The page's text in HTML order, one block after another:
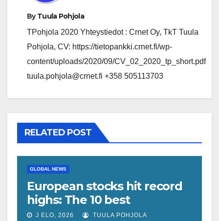
ByTuula Pohjola
TPohjola 2020 Yhteystiedot : Crnet Oy, TkT Tuula
Pohjola, CV: https://tietopankki.crnet.fi/wp-
content/uploads/2020/09/CV_02_2020_tp_short.pdf
tuula.pohjola@crnet.fi +358 505113703
RELATED POST
GLOBAL NEWS
European stocks hit record
highs: The 10 best
performers of 2026
J ELO, 2026 TUULA POHJOLA